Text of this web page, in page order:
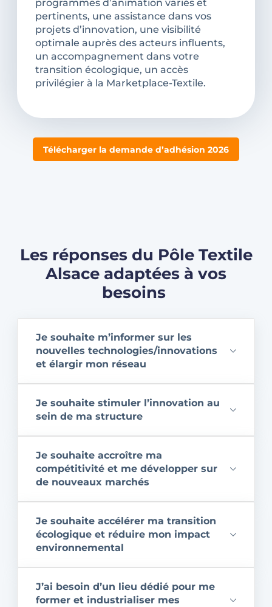
programmes d’animation variés et
pertinents, une assistance dans vos
projets d’innovation, une visibilité
optimale auprès des acteurs influents,
un accompagnement dans votre
transition écologique, un accès
privilégier à la Marketplace-Textile.
Télécharger la demande d’adhésion 2026
Les réponses du Pôle Textile
Alsace adaptées à vos
besoins
Je souhaite m’informer sur les
nouvelles technologies/innovations
et élargir mon réseau
Je souhaite stimuler l’innovation au
sein de ma structure
Je souhaite accroître ma
compétitivité et me développer sur
de nouveaux marchés
Je souhaite accélérer ma transition
écologique et réduire mon impact
environnemental
J’ai besoin d’un lieu dédié pour me
former et industrialiser mes